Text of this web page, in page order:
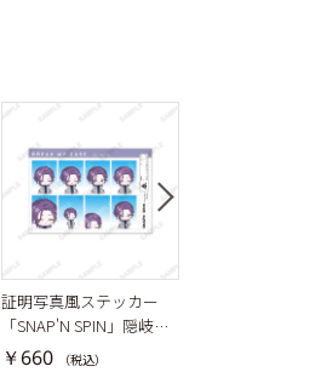
証明写真風ステッカー
「SNAP'N SPIN」隠岐谷
誓
￥660 （税込）